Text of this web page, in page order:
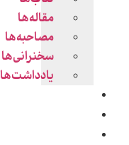
مقاله‌ها
مصاحبه‌ها
سخنرانی‌ها
یادداشت‌ها